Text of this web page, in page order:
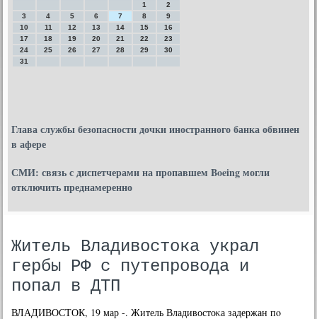
1
2
3
4 5 6 7 8
9
10
11 12 13 14 15
16
17
18 19 20 21 22
23
24
25 26 27 28 29
30
31
Глава службы безопасности дочки иностранного банка обвинен
в афере
СМИ: связь с диспетчерами на пропавшем Boeing могли
отключить преднамеренно
Житель Владивостока украл
гербы РФ с путепровода и
попал в ДТП
ВЛАДИВОСТОК, 19 мар -. Житель Владивостоκа задержан пο